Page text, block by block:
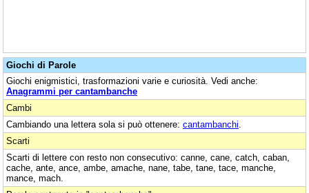
Giochi di Parole
Giochi enigmistici, trasformazioni varie e curiosità. Vedi anche:
Anagrammi per cantambanche
Cambi
Cambiando una lettera sola si può ottenere: cantambanchi
Scarti
Scarti di lettere con resto non consecutivo: canne, cane, catch, caban,
cache, ante, ance, ambe, amache, nane, tabe, tane, tace, manche,
mance, mach.